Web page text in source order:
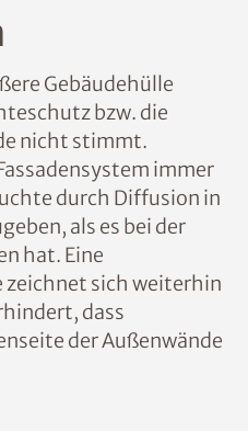
Gebäudehülle
bzw. die
nicht stimmt.
immer
durch Diffusion in
als es bei der
hat. Eine
zeichnet sich weiterhin
dass
der Außenwände